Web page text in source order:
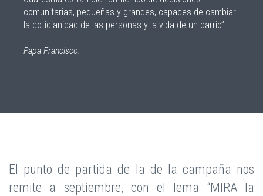
comunitarias, pequeñas y grandes, capaces de cambiar
la cotidianidad de las personas y la vida de un barrio”.
Papa Francisco.
El punto de partida de la de la campaña nos
remite a septiembre, con el lema “MIRA la